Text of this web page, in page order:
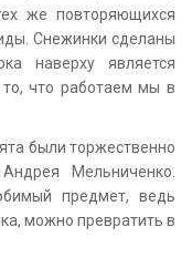
же повторяющихся
Снежинки сделаны
наверху является
что работаем мы в
были торжественно
Мельниченко.
предмет, ведь
можно превратить в